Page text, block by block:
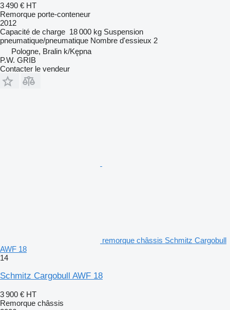
3 490 € HT
Remorque porte-conteneur
2012
Capacité de charge 18 000 kg Suspension
pneumatique/pneumatique Nombre d'essieux 2
Pologne, Bralin k/Kępna
P.W. GRIB
Contacter le vendeur
remorque châssis Schmitz Cargobull
AWF 18
14
Schmitz Cargobull AWF 18
3 900 € HT
Remorque châssis